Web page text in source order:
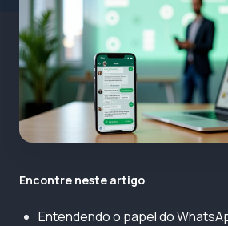
Encontre neste artigo
Entendendo o papel do